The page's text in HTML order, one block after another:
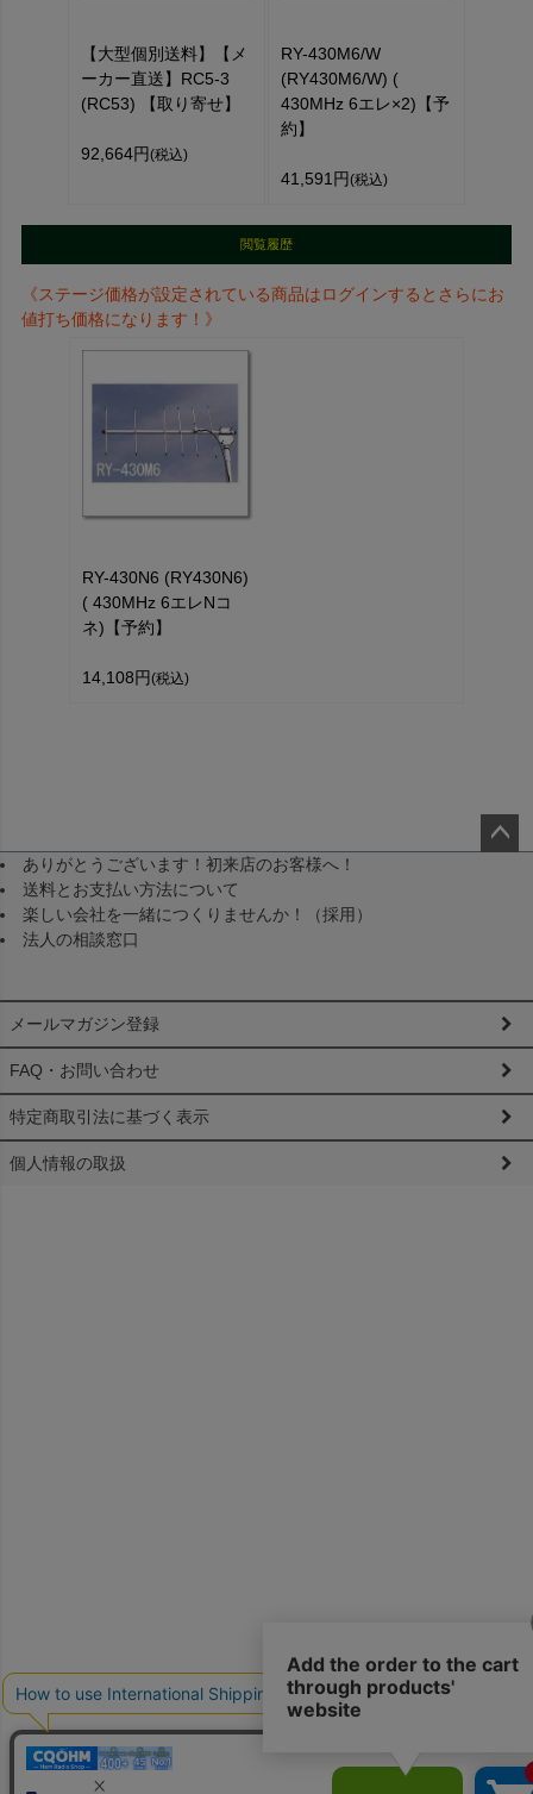
【大型個別送料】【メ
ーカー直送】RC5-3
(RC53) 【取り寄せ】
92,664円 (税込)
RY-430M6/W
(RY430M6/W) (
430MHz 6エレ×2)【予
約】
41,591円 (税込)
閲覧履歴
《ステージ価格が設定されている商品はログインするとさらにお
値打ち価格になります！》
RY-430N6 (RY430N6)
( 430MHz 6エレNコ
ネ)【予約】
14,108円(税込)
ありがとうございます！初来店のお客様へ！
送料とお支払い方法について
楽しい会社を一緒につくりませんか！（採用）
法人の相談窓口
メールマガジン登録
FAQ・お問い合わせ
特定商取引法に基づく表示
個人情報の取扱